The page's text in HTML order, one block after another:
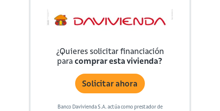
¿Quieres solicitar financiación
paracomprar esta vivienda?
Solicitar ahora
Banco Davivienda S.A. actúa como prestador de